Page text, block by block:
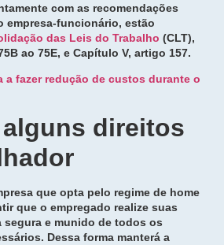
com as recomendações
empresa-funcionário, estão
das Leis do Trabalho (CLT),
ao 75E, e Capítulo V, artigo 157.
a fazer redução de custos durante o
direitos
que opta pelo regime de home
que o empregado realize suas
segura e munido de todos os
Dessa forma manterá a